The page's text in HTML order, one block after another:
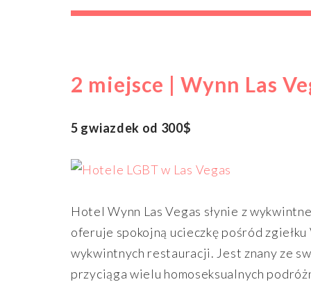
2 miejsce | Wynn Las
5 gwiazdek od 300$
Hotel Wynn Las Vegas słynie z
oferuje spokojną ucieczkę pośród
wykwintnych restauracji. Jest znany ze
przyciąga wielu homoseksualnych